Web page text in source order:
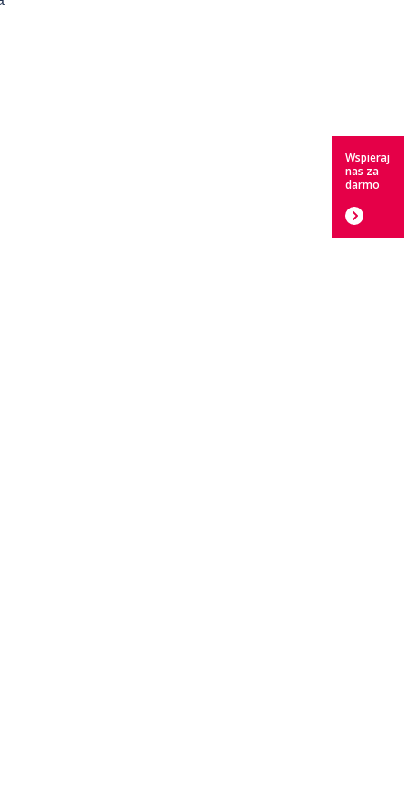
Wspieraj
nas za
darmo